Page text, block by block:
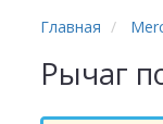
Главная
Рычаг